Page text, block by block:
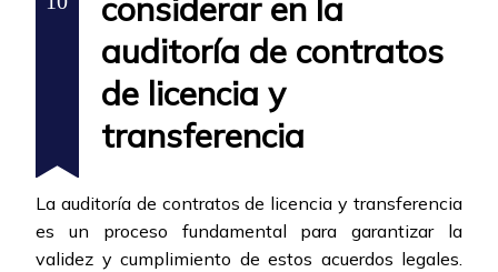
considerar en la
auditoría de contratos
de licencia y
transferencia
La auditoría de contratos de licencia y transferencia
es un proceso fundamental para garantizar la
validez y cumplimiento de estos acuerdos legales.